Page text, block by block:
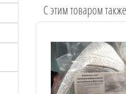
C этим товаром